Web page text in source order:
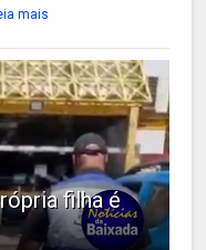
mais
filha é